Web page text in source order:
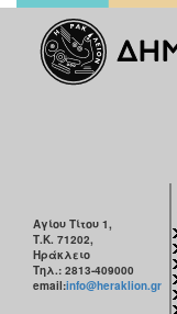
Αγίου Τίτου 1,
Τ.Κ. 71202,
Ηράκλειο
Τηλ.: 2813-409000
email:info@heraklion.gr